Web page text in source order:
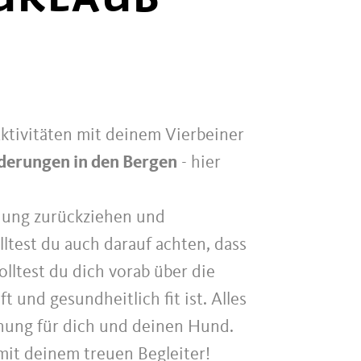
mit deinem Vierbeiner
in den Bergen - hier
zurückziehen und
du auch darauf achten, dass
du dich vorab über die
und gesundheitlich fit ist. Alles
für dich und deinen Hund.
deinem treuen Begleiter!